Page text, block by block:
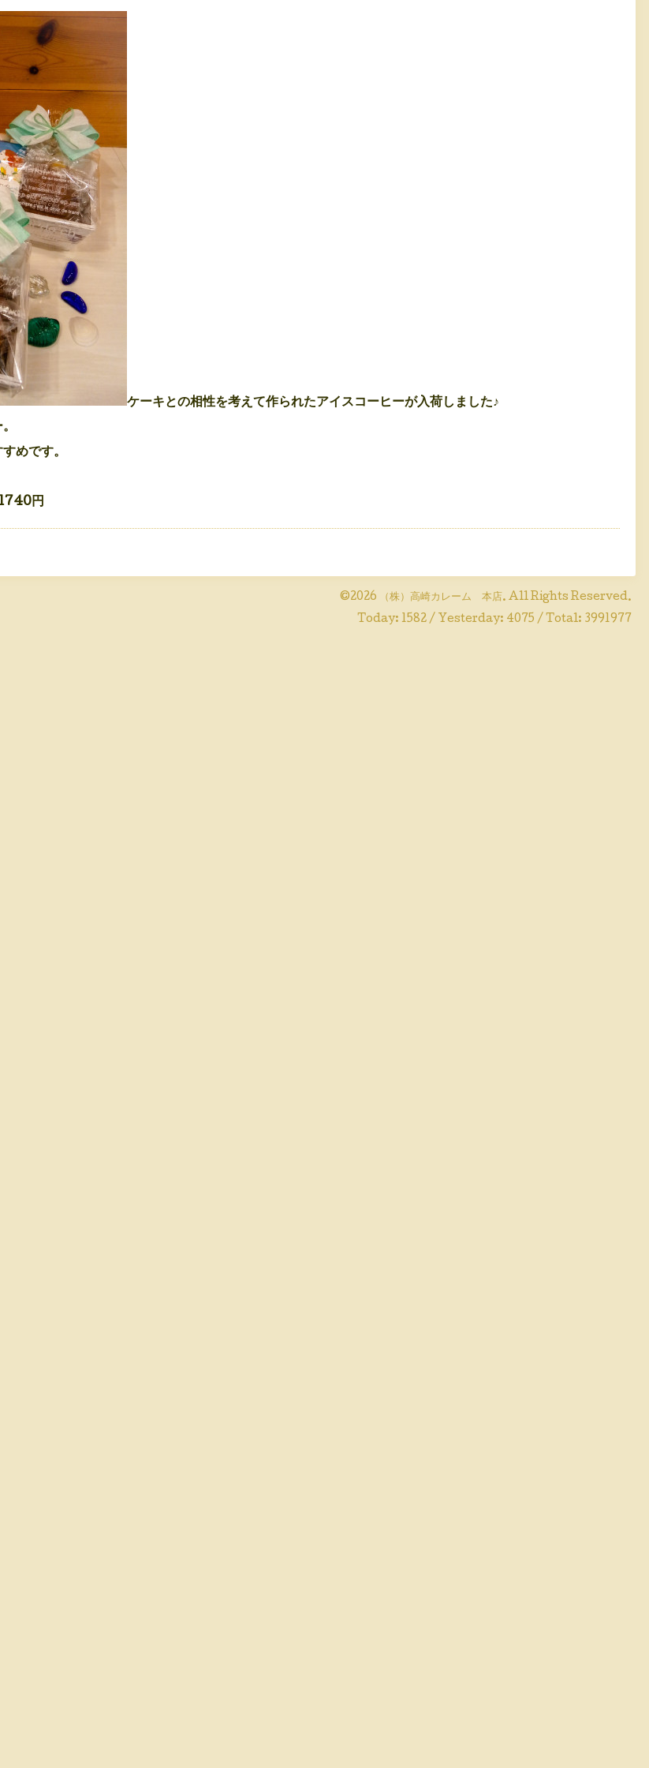
ケーキとの相性を考えて作られたアイスコーヒーが入荷しました♪
めです。
円
©2026 （株）高崎カレーム 本店. All Rights Reserved.
Today: 1582 / Yesterday: 4075 / Total: 3991977